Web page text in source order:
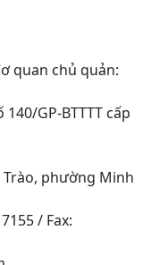
quan chủ quản:
GP-BTTTT cấp
Trào, phường Minh
/ Fax: